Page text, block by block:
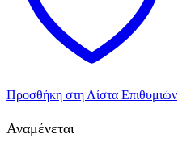
Προσθήκη στη Λίστα Επιθυμιών
Αναμένεται